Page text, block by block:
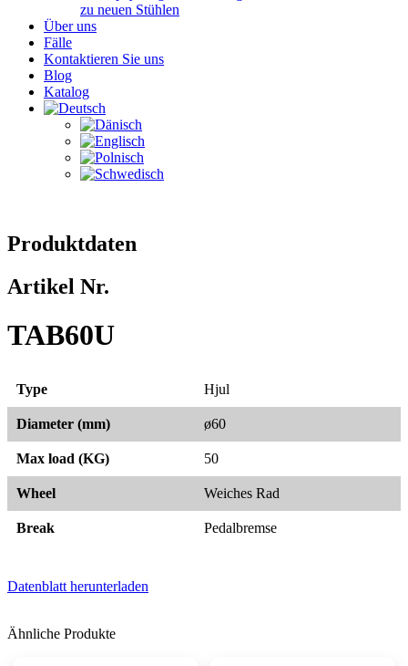
zu neuen Stühlen
Über uns
Fälle
Kontaktieren Sie uns
Blog
Katalog
Produktdaten
Artikel Nr.
TAB60U
Type Hjul
Diameter (mm) ø60
Max load (KG) 50
Wheel Weiches Rad
Break Pedalbremse
Datenblatt herunterladen
Ähnliche Produkte